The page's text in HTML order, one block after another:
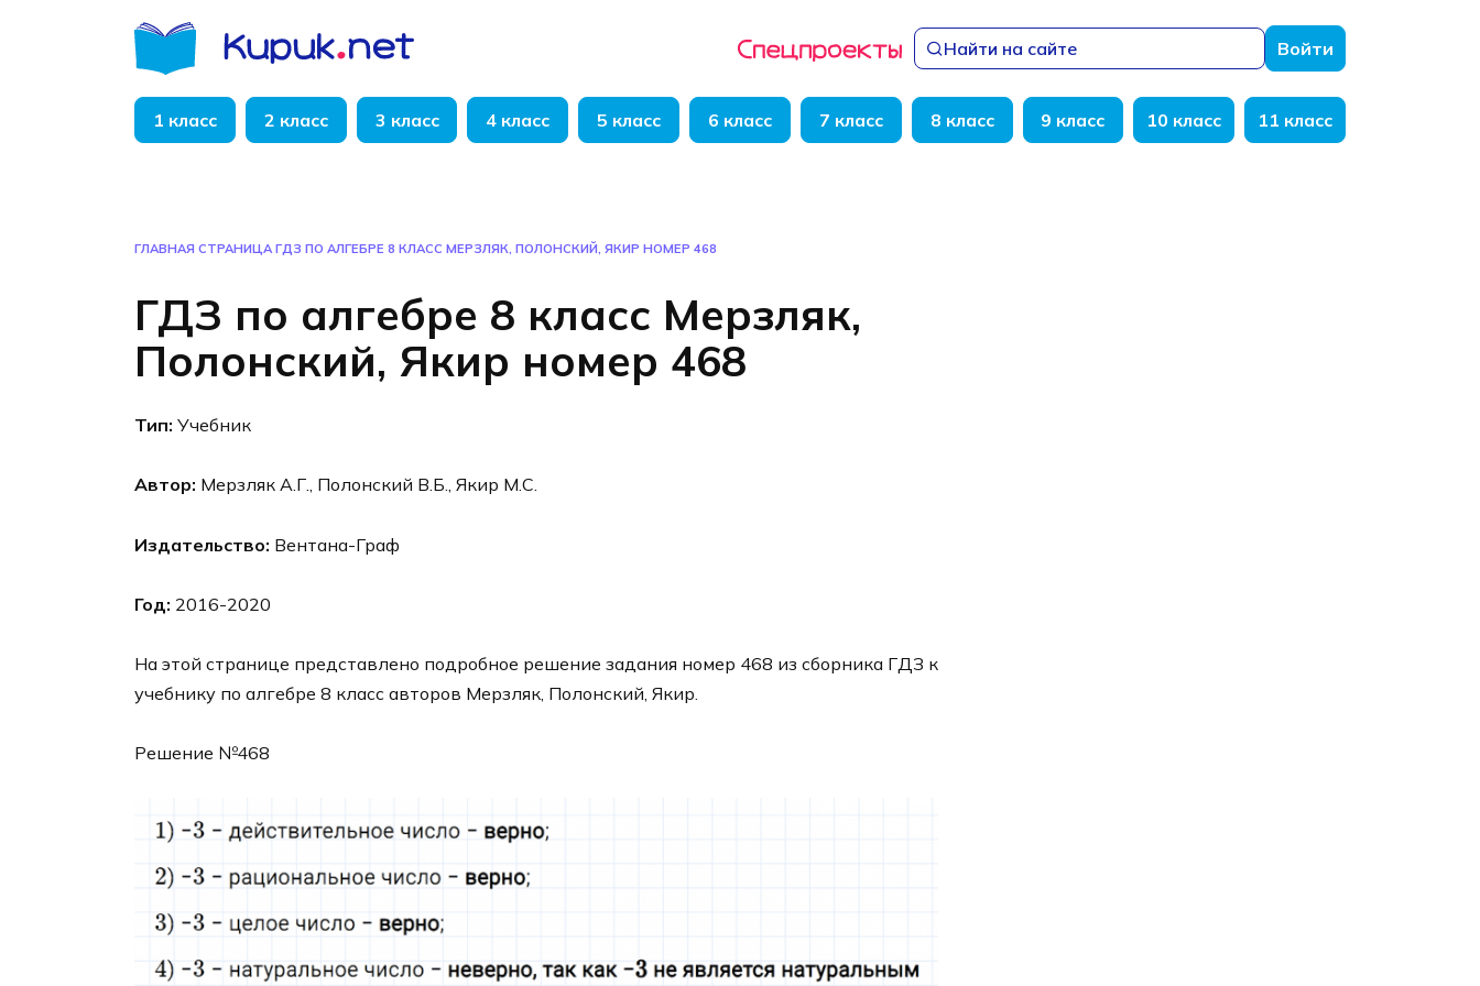
Найти на сайте Войти
1 класс 2 класс 3 класс 4 класс 5 класс 6 класс 7 класс 8 класс 9 класс 10 класс 11 класс
ГЛАВНАЯ СТРАНИЦА ГДЗ ПО АЛГЕБРЕ 8 КЛАСС МЕРЗЛЯК, ПОЛОНСКИЙ, ЯКИР НОМЕР 468
ГДЗ по алгебре 8 класс Мерзляк,
Полонский, Якир номер 468
Тип: Учебник
Автор: Мерзляк А.Г., Полонский В.Б., Якир М.С.
Издательство: Вентана-Граф
Год: 2016-2020
На этой странице представлено подробное решение задания номер 468 из сборника ГДЗ к
учебнику по алгебре 8 класс авторов Мерзляк, Полонский, Якир.
Решение №468